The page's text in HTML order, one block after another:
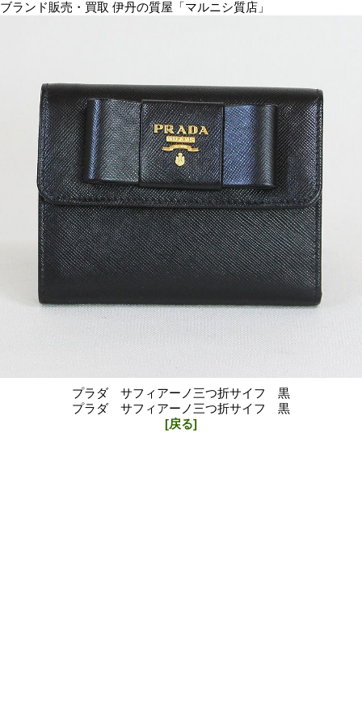
ブランド販売・買取 伊丹の質屋「マルニシ質店」
プラダ サフィアーノ三つ折サイフ 黒
プラダ サフィアーノ三つ折サイフ 黒
[戻る]